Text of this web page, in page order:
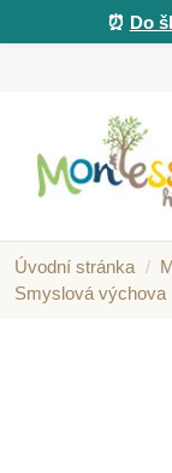
⏰ Do
Úvodní stránka
Smyslová výchova